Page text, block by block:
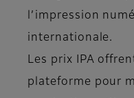
l’impression
internationale.
Les prix IPA
plateforme pour